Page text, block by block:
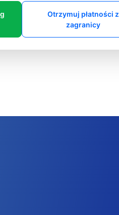
Otrzymuj płatności z
zagranicy